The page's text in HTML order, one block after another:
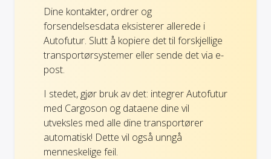
Dine kontakter, ordrer og
forsendelsesdata eksisterer allerede i
Autofutur. Slutt å kopiere det til forskjellige
transportørsystemer eller sende det via e-
post.
I stedet, gjør bruk av det: integrer Autofutur
med Cargoson og dataene dine vil
utveksles med alle dine transportører
automatisk! Dette vil også unngå
menneskelige feil.